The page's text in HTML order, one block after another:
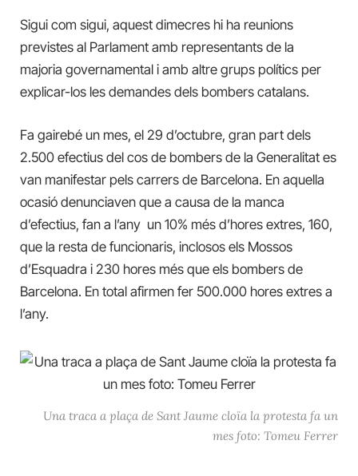
Sigui com sigui, aquest dimecres hi ha reunions
previstes al Parlament amb representants de la
majoria governamental i amb altre grups polítics per
explicar-los les demandes dels bombers catalans.
Fa gairebé un mes, el 29 d’octubre, gran part dels
2.500 efectius del cos de bombers de la Generalitat es
van manifestar pels carrers de Barcelona. En aquella
ocasió denunciaven que a causa de la manca
d’efectius, fan a l’any un 10% més d’hores extres, 160,
que la resta de funcionaris, inclosos els Mossos
d’Esquadra i 230 hores més que els bombers de
Barcelona. En total afirmen fer 500.000 hores extres a
l’any.
Una traca a plaça de Sant Jaume cloïa la protesta fa un
mes foto: Tomeu Ferrer